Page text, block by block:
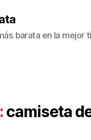
barata en la mejor
camiseta